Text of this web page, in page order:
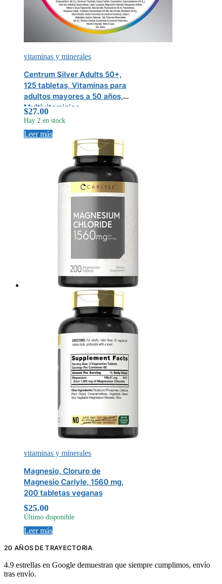
vitaminas y minerales
Centrum Silver Adults 50+,
125 tabletas, Vitaminas para
adultos mayores a 50 años,
Multivitaminico
$27.00
Hay 2 en stock
Leer más
vitaminas y minerales
Magnesio, Cloruro de
Magnesio Carlyle, 1560 mg,
200 tabletas veganas
$25.00
Último disponible
Leer más
20 AÑOS DE TRAYECTORIA
4.9 estrellas en Google demuestran que siempre cumplimos, envío
tras envío.